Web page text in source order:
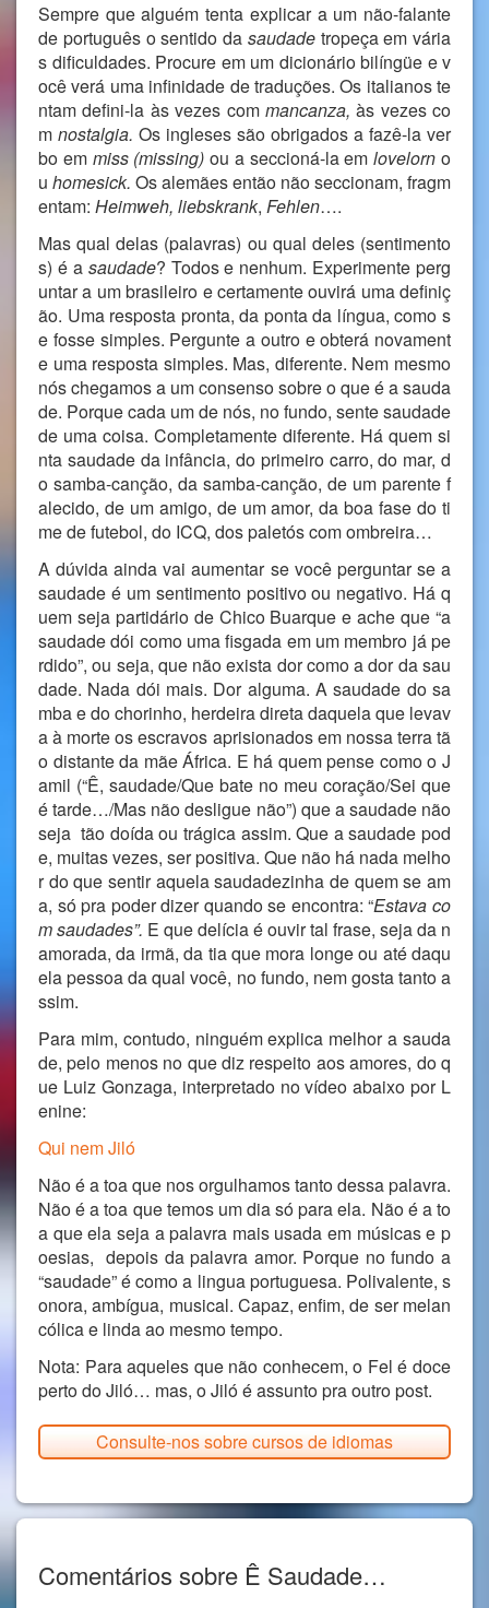
Sempre que alguém tenta explicar a um não-falante
de português o sentido da saudade tropeça em vária
s dificuldades. Procure em um dicionário bilíngüe e v
ocê verá uma infinidade de traduções. Os italianos te
ntam defini-la às vezes com mancanza,às vezes co
m nostalgia. Os ingleses são obrigados a fazê-la ver
bo em miss (missing)ou a seccioná-la emlovelorno
u homesick. Os alemães então não seccionam, fragm
entam: Heimweh, liebskrank, Fehlen….
Mas qual delas (palavras) ou qual deles (sentimento
s) é a saudade? Todos e nenhum. Experimente perg
untar a um brasileiro e certamente ouvirá uma definiç
ão. Uma resposta pronta, da ponta da língua, como s
e fosse simples. Pergunte a outro e obterá novament
e uma resposta simples. Mas, diferente. Nem mesmo
nós chegamos a um consenso sobre o que é a sauda
de. Porque cada um de nós, no fundo, sente saudade
de uma coisa. Completamente diferente. Há quem si
nta saudade da infância, do primeiro carro, do mar, d
o samba-canção, da samba-canção, de um parente f
alecido, de um amigo, de um amor, da boa fase do ti
me de futebol, do ICQ, dos paletós com ombreira…
A dúvida ainda vai aumentar se você perguntar se a
saudade é um sentimento positivo ou negativo. Há q
uem seja partidário de Chico Buarque e ache que “a
saudade dói como uma fisgada em um membro já pe
rdido”, ou seja, que não exista dor como a dor da sau
dade. Nada dói mais. Dor alguma. A saudade do sa
mba e do chorinho, herdeira direta daquela que levav
a à morte os escravos aprisionados em nossa terra tã
o distante da mãe África. E há quem pense como o J
amil (“Ê, saudade/Que bate no meu coração/Sei que
é tarde…/Mas não desligue não”) que a saudade não
seja tão doída ou trágica assim. Que a saudade pod
e, muitas vezes, ser positiva. Que não há nada melho
r do que sentir aquela saudadezinha de quem se am
a, só pra poder dizer quando se encontra: “Estava co
m saudades”. E que delícia é ouvir tal frase, seja da n
amorada, da irmã, da tia que mora longe ou até daqu
ela pessoa da qual você, no fundo, nem gosta tanto a
ssim.
Para mim, contudo, ninguém explica melhor a sauda
de, pelo menos no que diz respeito aos amores, do q
ue Luiz Gonzaga, interpretado no vídeo abaixo por L
enine:
Qui nem Jiló
Não é a toa que nos orgulhamos tanto dessa palavra.
Não é a toa que temos um dia só para ela. Não é a to
a que ela seja a palavra mais usada em músicas e p
oesias, depois da palavra amor. Porque no fundo a
“saudade” é como a lingua portuguesa. Polivalente, s
onora, ambígua, musical. Capaz, enfim, de ser melan
cólica e linda ao mesmo tempo.
Nota: Para aqueles que não conhecem, o Fel é doce
perto do Jiló… mas, o Jiló é assunto pra outro post.
Consulte-nos sobre cursos de idiomas
Comentários sobre Ê Saudade…